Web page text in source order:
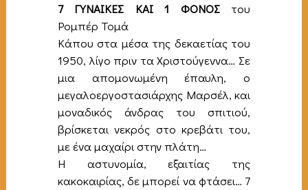
7 ΓΥΝΑΙΚΕΣ ΚΑΙ 1 ΦΟΝΟΣ του
Ρομπέρ Τομά
Κάπου στα μέσα της δεκαετίας του
1950, λίγο πριν τα Χριστούγεννα… Σε
μια απομονωμένη έπαυλη, ο
μεγαλοεργοστασιάρχης Μαρσέλ, και
μοναδικός άνδρας του σπιτιού,
βρίσκεται νεκρός στο κρεβάτι του,
με ένα μαχαίρι στην πλάτη…
Η αστυνομία, εξαιτίας της
κακοκαιρίας, δε μπορεί να φτάσει… 7